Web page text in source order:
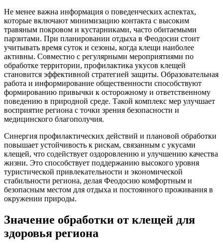
Не менее важна информация о поведенческих аспектах,
которые включают минимизацию контакта с высоким
травяным покровом и кустарниками, часто обитаемыми
парзитами. При планировании отдыха в Феодосии стоит
учитывать время суток и сезоны, когда клещи наиболее
активны. Совместно с регулярными мероприятиями по
обработке территории, профилактика укусов клещей
становится эффективной стратегией защиты. Образовательная
работа и информирование общественности способствуют
формированию привычки к осторожному и ответственному
поведению в природной среде. Такой комплекс мер улучшает
восприятие региона с точки зрения безопасности и
медицинского благополучия.
Синергия профилактических действий и плановой обработки
повышает устойчивость к рискам, связанным с укусами
клещей, что содействует оздоровлению и улучшению качества
жизни. Это способствует поддержанию высокого уровня
туристической привлекательности и экономической
стабильности региона, делая Феодосию комфортным и
безопасным местом для отдыха и постоянного проживания в
окружении природы.
Значение обработки от клещей для
здоровья региона